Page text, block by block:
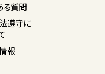
る質問
遵守に
報